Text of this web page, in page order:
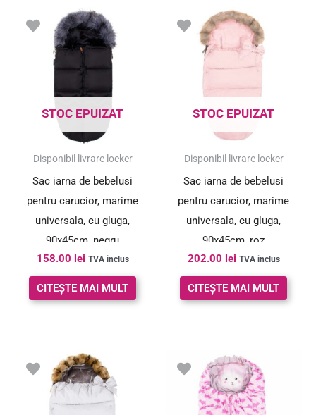
STOC EPUIZAT
Disponibil livrare locker
Sac iarna de bebelusi
pentru carucior, marime
universala, cu gluga,
90x45cm, negru
158.00 lei TVA inclus
CITEȘTE MAI MULT
STOC EPUIZAT
Disponibil livrare locker
Sac iarna de bebelusi
pentru carucior, marime
universala, cu gluga,
90x45cm, roz
202.00 lei TVA inclus
CITEȘTE MAI MULT
Prețul
inițial
a
fost:
128.00 lei.